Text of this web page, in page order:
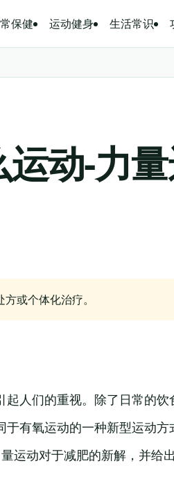
保健 运动健身 生活常识
动-力量
或个体化治疗。
人们的重视。除了日常的
有氧运动的一种新型运动
运动对于减肥的新解，并给